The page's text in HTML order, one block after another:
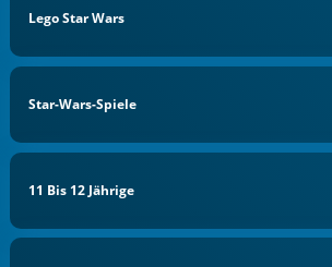
Lego Star Wars
Star-Wars-Spiele
11 Bis 12 Jährige